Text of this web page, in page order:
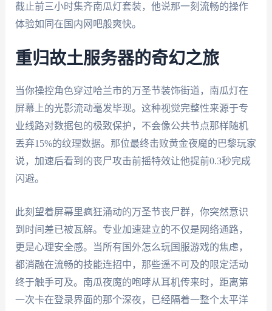
截止前三小时集齐南瓜灯套装，他说那一刻流畅的操作
体验如同在国内网吧般爽快。
重归故土服务器的奇幻之旅
当你操控角色穿过哈兰市的万圣节装饰街道，南瓜灯在
屏幕上的光影流动毫发毕现。这种视觉完整性来源于专
业线路对数据包的极致保护，不会像公共节点那样随机
丢弃15%的纹理数据。那位最终击败黄金夜魔的巴黎玩家
说，加速后看到的丧尸攻击前摇特效让他提前0.3秒完成
闪避。
此刻望着屏幕里疯狂涌动的万圣节丧尸群，你突然意识
到时间差已被瓦解。专业加速建立的不仅是网络通路，
更是心理安全感。当所有国外怎么玩国服游戏的焦虑，
都消融在流畅的技能连招中，那些遥不可及的限定活动
终于触手可及。南瓜夜魔的咆哮从耳机传来时，距离第
一次卡在登录界面的那个深夜，已经隔着一整个太平洋